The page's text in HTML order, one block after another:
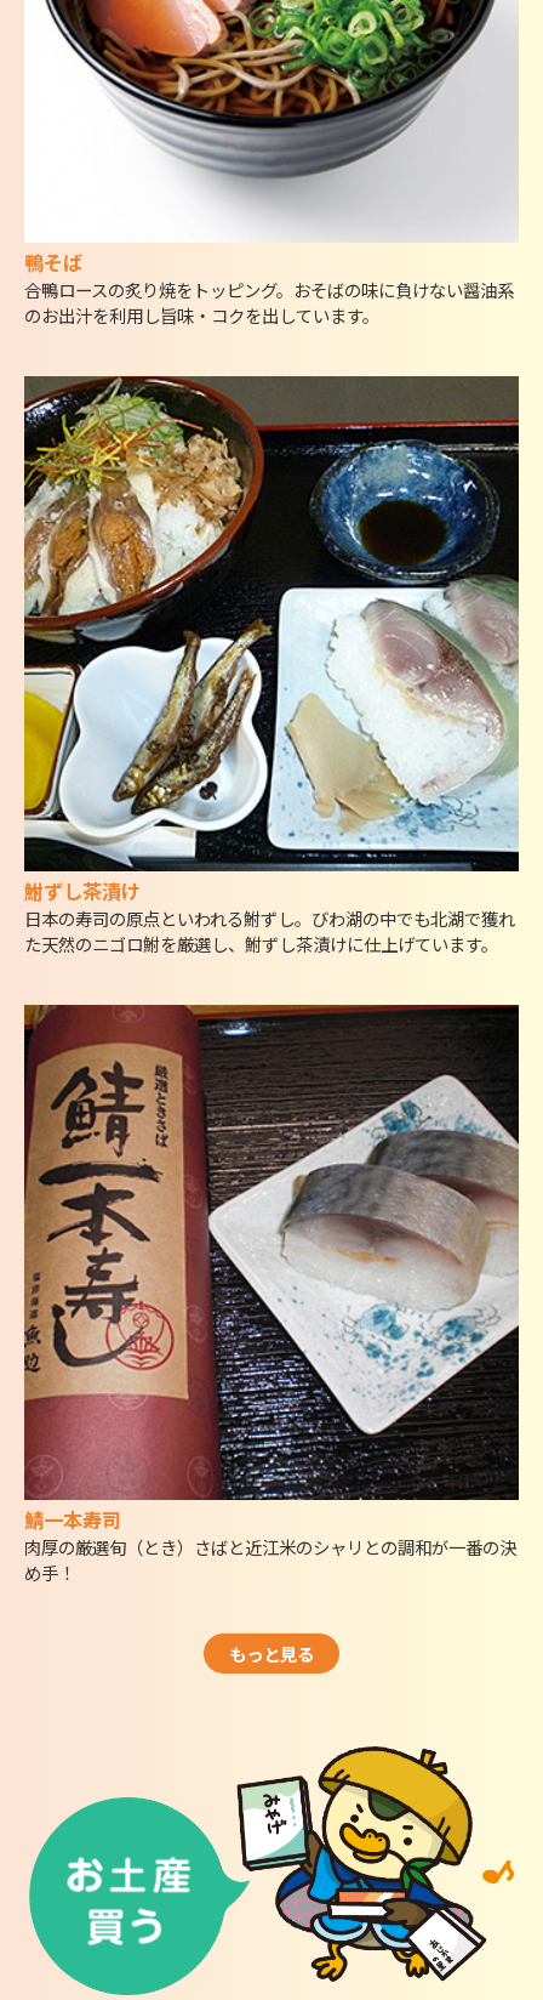
鴨そば
合鴨ロースの炙り焼をトッピング。おそばの味に負けない醤油系
のお出汁を利用し旨味・コクを出しています。
鮒ずし茶漬け
日本の寿司の原点といわれる鮒ずし。びわ湖の中でも北湖で獲れ
た天然のニゴロ鮒を厳選し、鮒ずし茶漬けに仕上げています。
鯖一本寿司
肉厚の厳選旬（とき）さばと近江米のシャリとの調和が一番の決
め手！
もっと見る